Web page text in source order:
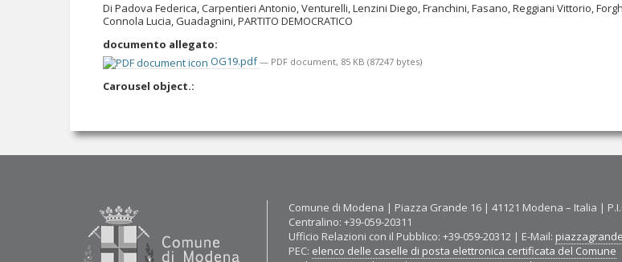
Di Padova Federica, Carpentieri Antonio, Venturelli, Lenzini Diego, Franchini, Fasano, Reggiani Vittorio,
Connola Lucia, Guadagnini, PARTITO DEMOCRATICO
documento allegato:
OG19.pdf— PDF document, 85 KB (87247 bytes)
Carousel object.:
Contatti
Comune di Modena | Piazza Grande 16 | 41121 Modena – Italia |
Centralino: +39-059-20311
Ufficio Relazioni con il Pubblico: +39-059-20312 | E-Mail:
PEC: elenco delle caselle di posta elettronica certificata del Comune